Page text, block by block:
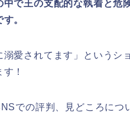
中で王の支配的な執着と危
。
溺愛されてます 」 と いうシ
！
での評判、見どころにつ